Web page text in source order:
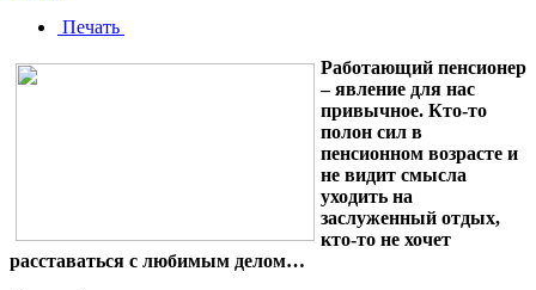
Печать
Работающий пенсионер
– явление для нас
привычное. Кто-то
полон сил в
пенсионном возрасте и
не видит смысла
уходить на
заслуженный отдых,
кто-то не хочет
расставаться с любимым делом…